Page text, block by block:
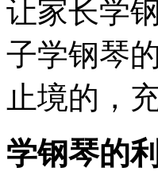
让家长学
子学钢琴
止境的，
学钢琴的